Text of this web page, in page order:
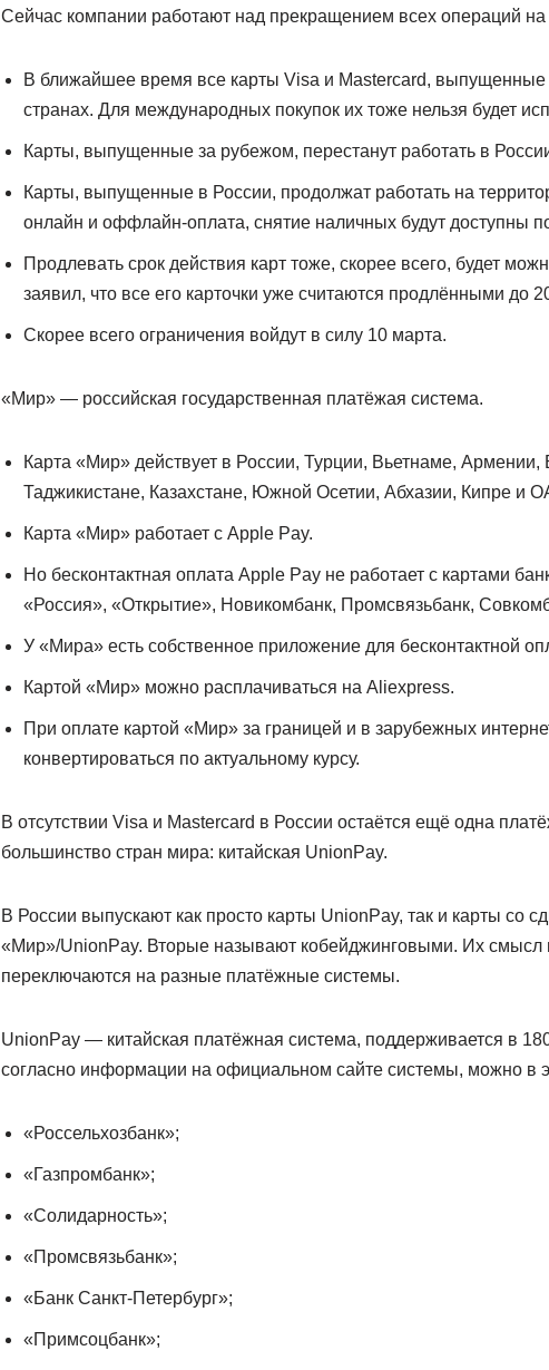
Сейчас компании работают над прекращением всех операций
В ближайшее время все карты Visa и Mastercard, выпущенные
странах. Для международных покупок их тоже нельзя будет
Карты, выпущенные за рубежом, перестанут работать в
Карты, выпущенные в России, продолжат работать на
онлайн и оффлайн-оплата, снятие наличных будут доступны
Продлевать срок действия карт тоже, скорее всего, будет
заявил, что все его карточки уже считаются продлёнными до
Скорее всего ограничения войдут в силу 10 марта.
«Мир» — российская государственная платёжая система.
Карта «Мир» действует в России, Турции, Вьетнаме, Армении,
Таджикистане, Казахстане, Южной Осетии, Абхазии, Кипре и
Карта «Мир» работает с Apple Pay.
Но бесконтактная оплата Apple Pay не работает с картами
«Россия», «Открытие», Новикомбанк, Промсвязьбанк,
У «Мира» есть собственное приложение для бесконтактной
Картой «Мир» можно расплачиваться на Aliexpress.
При оплате картой «Мир» за границей и в зарубежных
конвертироваться по актуальному курсу.
В отсутствии Visa и Mastercard в России остаётся ещё одна
большинство стран мира: китайская UnionPay.
В России выпускают как просто карты UnionPay, так и карты со
«Мир»/UnionPay. Вторые называют кобейджинговыми. Их смысл
переключаются на разные платёжные системы.
UnionPay — китайская платёжная система, поддерживается в
согласно информации на официальном сайте системы, можно в
«Россельхозбанк»;
«Газпромбанк»;
«Солидарность»;
«Промсвязьбанк»;
«Банк Санкт-Петербург»;
«Примсоцбанк»;